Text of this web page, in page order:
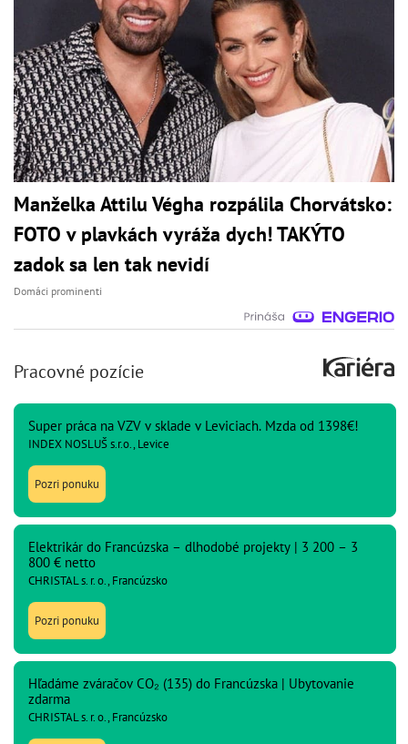
Manželka Attilu Végha rozpálila Chorvátsko:
FOTO v plavkách vyráža dych! TAKÝTO
zadok sa len tak nevidí
Domáci prominenti
Pracovné pozície
Super práca na VZV v sklade v Leviciach. Mzda od 1398€!
INDEX NOSLUŠ s.r.o., Levice
Pozri ponuku
Elektrikár do Francúzska – dlhodobé projekty | 3 200 – 3
800 € netto
CHRISTAL s. r. o., Francúzsko
Pozri ponuku
Hľadáme zváračov CO₂ (135) do Francúzska | Ubytovanie
zdarma
CHRISTAL s. r. o., Francúzsko